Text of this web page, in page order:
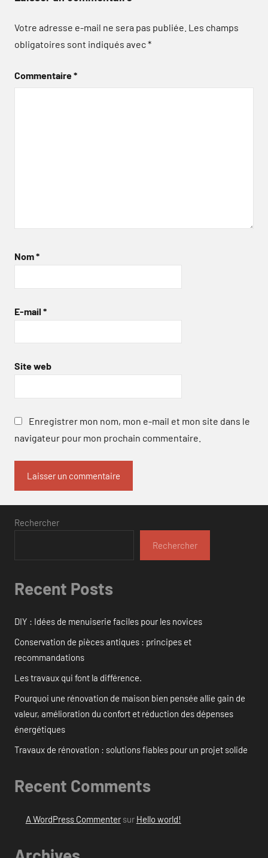
Votre adresse e-mail ne sera pas publiée. Les champs
obligatoires sont indiqués avec*
Commentaire*
Nom*
E-mail *
Site web
Enregistrer mon nom, mon e-mail et mon site dans le
navigateur pour mon prochain commentaire.
Rechercher
Rechercher
Recent Posts
DIY : Idées de menuiserie faciles pour les novices
Conservation de pièces antiques : principes et
recommandations
Les travaux qui font la différence.
Pourquoi une rénovation de maison bien pensée allie gain de
valeur, amélioration du confort et réduction des dépenses
énergétiques
Travaux de rénovation : solutions fiables pour un projet solide
Recent Comments
A WordPress Commentersur Hello world!